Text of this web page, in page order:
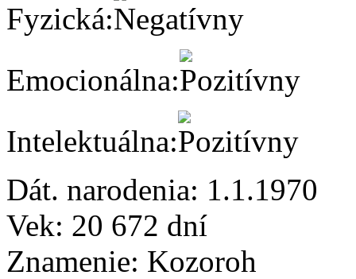
Fyzická:
Emocionálna:
Intelektuálna:
Dát. narodenia: 1.1.1970
Vek: 20 672 dní
Znamenie: Kozoroh